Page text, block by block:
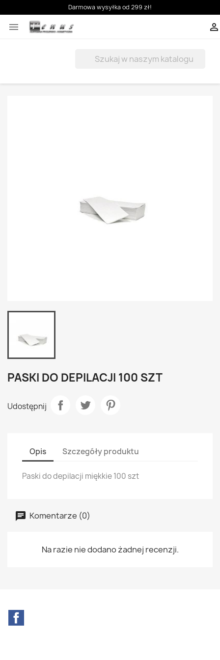
Darmowa wysyłka od 299 zł!
 
PASKI DO DEPILACJI 100 SZT
Udostępnij
Opis Szczegóły produktu
Paski do depilacji miękkie 100 szt
Komentarze (0)
Na razie nie dodano żadnej recenzji.